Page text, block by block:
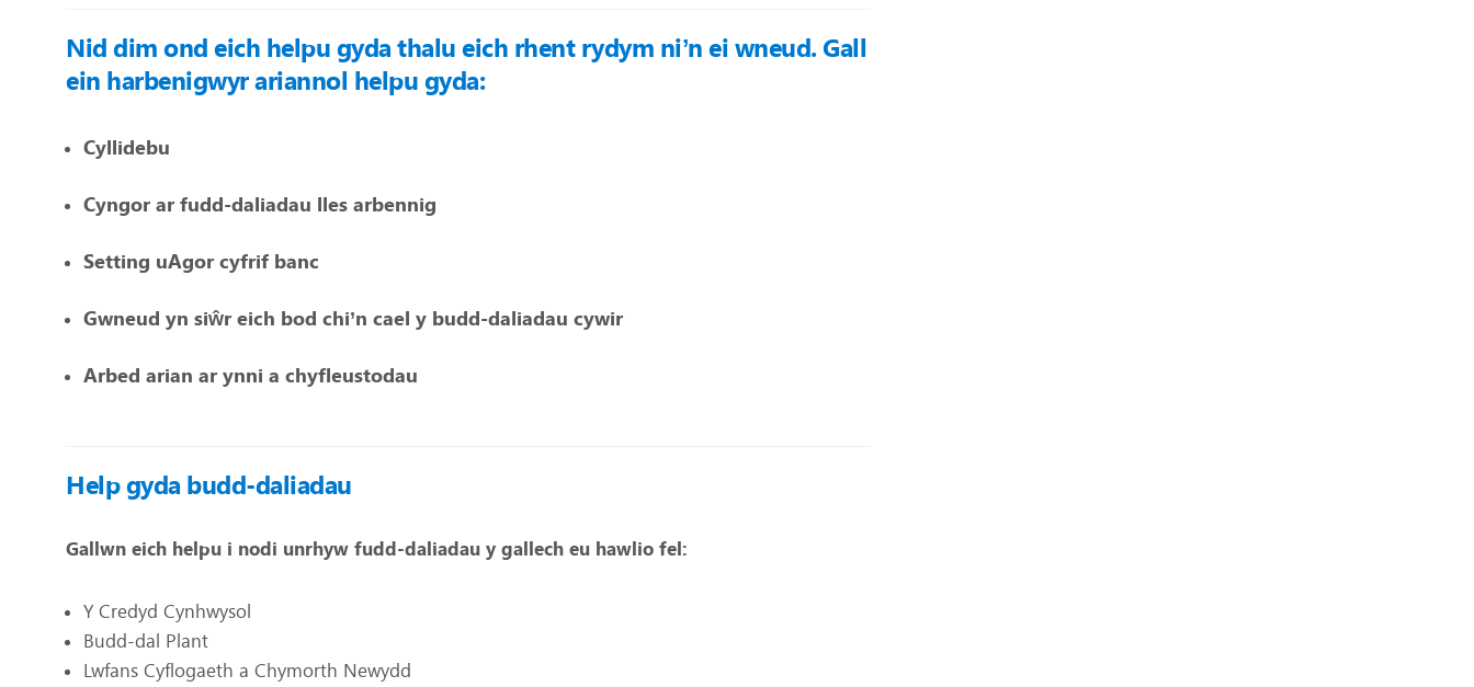
Nid dim ond eich helpu gyda thalu eich rhent rydym ni’n ei wneud. Gall
ein harbenigwyr ariannol helpu gyda:
Cyllidebu
Cyngor ar fudd-daliadau lles arbennig
Setting uAgor cyfrif banc
Gwneud yn siŵr eich bod chi’n cael y budd-daliadau cywir
Arbed arian ar ynni a chyfleustodau
Help gyda budd-daliadau
Gallwn eich helpu i nodi unrhyw fudd-daliadau y gallech eu hawlio fel:
Y Credyd Cynhwysol
Budd-dal Plant
Lwfans Cyflogaeth a Chymorth Newydd